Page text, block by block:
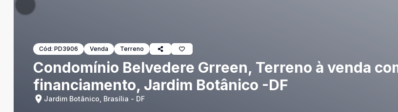
Cód: PD3906 Venda Terreno
Condomínio Belvedere Grreen, Terreno à venda
financiamento, Jardim Botânico -DF
Jardim Botânico, Brasília - DF